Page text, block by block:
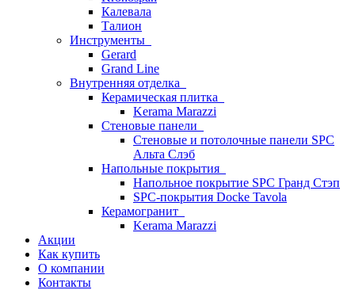
Калевала
Талион
Инструменты
Gerard
Grand Line
Внутренняя отделка
Керамическая плитка
Kerama Marazzi
Стеновые панели
Стеновые и потолочные панели SPC
Альта Слэб
Напольные покрытия
Напольное покрытие SPC Гранд Стэп
SPC-покрытия Docke Tavola
Керамогранит
Kerama Marazzi
Акции
Как купить
О компании
Контакты